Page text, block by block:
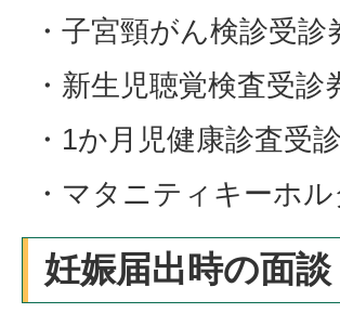
・子宮頸がん検診受
・新生児聴覚検査受診
・1か月児健康診査受
・マタニティキーホ
妊娠届出時の面談